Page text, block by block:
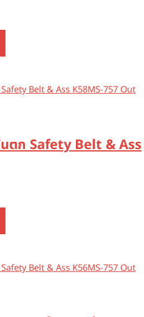
Out
ตก Safety Belt & Ass
Out